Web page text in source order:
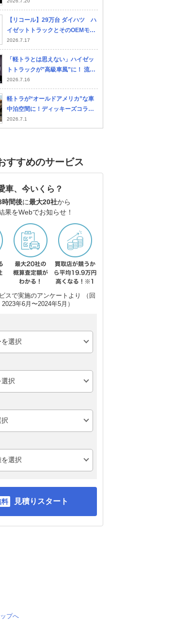
【リコール】29万台 ダイハツ ハ
イゼットトラックとそのOEMモデ
ルトヨタ ピクシストラック スバ
ル サンバートラック
2026.7.17
「軽トラとは思えない」ハイゼッ
トトラックが”高級車風”に！ 流れ
るウインカー採用のLEDテールラ
ンプ登場
2026.7.16
軽トラが“オールドアメリカ”な車
中泊空間に！ディッキーズコラボ
の新型キャンパー披露
2026.7.1
すすめのサービス
車、今いくら？
時間後に最大20社から
果をWebでお知らせ！
スで実施のアンケートより （回
年6月〜2024年5月）
見積りスタート
プへ